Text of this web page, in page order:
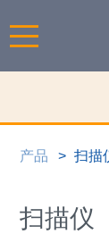
产品 扫描
扫描仪